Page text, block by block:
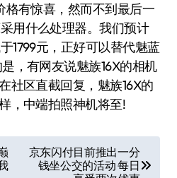
格有惊喜，然而不到最后一
用什么处理器。我们预计
1799元，正好可以替代魅蓝
，有网友说魅族16X的相机
社区直截回复，魅族16X的
，中端拍照神机将至!
京东闪付目前推出一分
钱坐公交的活动 每日